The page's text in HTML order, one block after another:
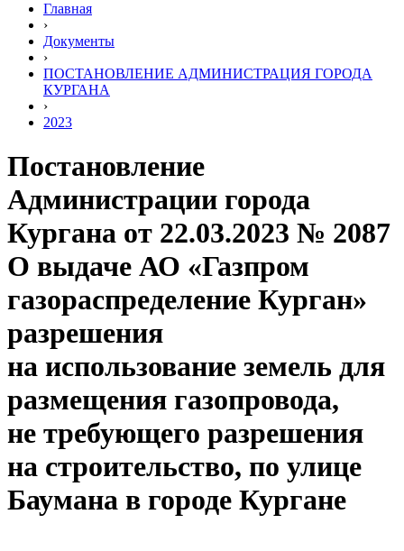
Главная
›
Документы
›
ПОСТАНОВЛЕНИЕ АДМИНИСТРАЦИЯ ГОРОДА
КУРГАНА
›
2023
Постановление
Администрации города
Кургана от 22.03.2023 № 2087
О выдаче АО «Газпром
газораспределение Курган»
разрешения
на использование земель для
размещения газопровода,
не требующего разрешения
на строительство, по улице
Баумана в городе Кургане